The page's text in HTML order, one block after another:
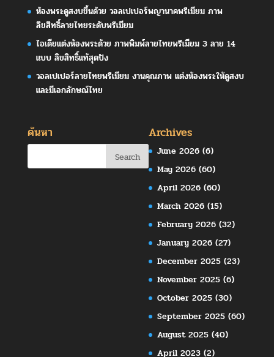
ห้องพระดูสงบขึ้นด้วย วอลเปเปอร์พญานาคพรีเมียม ภาพ
ลิขสิทธิ์ลายไทยระดับพรีเมียม
ไอเดียแต่งห้องพระด้วย ภาพพิมพ์ลายไทยพรีเมียม 3 ลาย 14
แบบ ลิขสิทธิ์แท้สุดปัง
วอลเปเปอร์ลายไทยพรีเมียม งานคุณภาพ แต่งห้องพระให้ดูสงบ
และมีเอกลักษณ์ไทย
ค้นหา Archives
June 2026 (6)
May 2026 (60)
April 2026 (60)
March 2026 (15)
February 2026 (32)
January 2026 (27)
December 2025 (23)
November 2025 (6)
October 2025 (30)
September 2025 (60)
August 2025 (40)
April 2023 (2)